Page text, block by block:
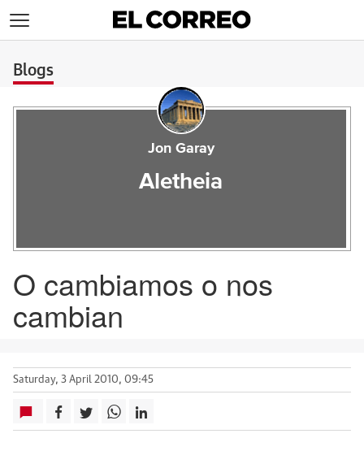
Blogs
Jon Garay
Aletheia
O cambiamos o nos
cambian
Saturday, 3 April 2010, 09:45